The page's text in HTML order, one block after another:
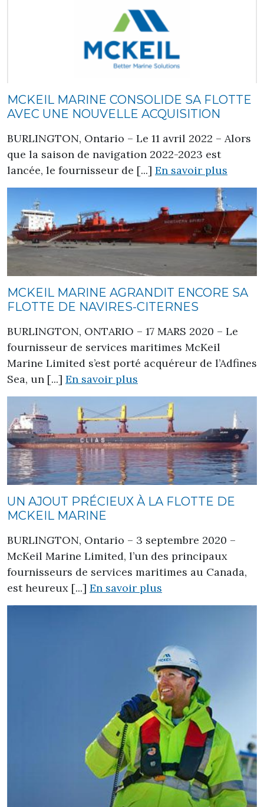
MCKEIL MARINE CONSOLIDE SA FLOTTE
AVEC UNE NOUVELLE ACQUISITION
BURLINGTON, Ontario – Le 11 avril 2022 – Alors
que la saison de navigation 2022-2023 est
lancée, le fournisseur de [...] En savoir plus
MCKEIL MARINE AGRANDIT ENCORE SA
FLOTTE DE NAVIRES-CITERNES
BURLINGTON, ONTARIO – 17 MARS 2020 – Le
fournisseur de services maritimes McKeil
Marine Limited s’est porté acquéreur de l’Adfines
Sea, un [...] En savoir plus
UN AJOUT PRÉCIEUX À LA FLOTTE DE
MCKEIL MARINE
BURLINGTON, Ontario – 3 septembre 2020 –
McKeil Marine Limited, l’un des principaux
fournisseurs de services maritimes au Canada,
est heureux [...] En savoir plus